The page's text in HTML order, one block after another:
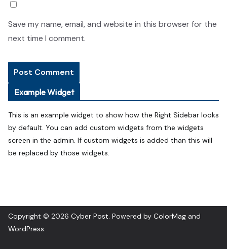
Save my name, email, and website in this browser for the
next time I comment.
Example Widget
This is an example widget to show how the Right Sidebar looks
by default. You can add custom widgets from the widgets
screen in the admin. If custom widgets is added than this will
be replaced by those widgets.
Copyright © 2026 Cyber Post. Powered by ColorMag and
WordPress.